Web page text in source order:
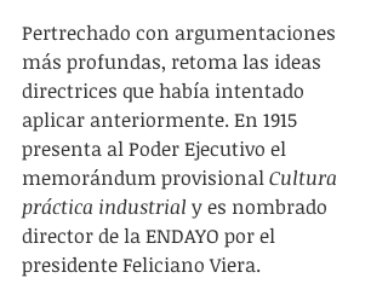
Pertrechado con argumentaciones
más profundas, retoma las ideas
directrices que había intentado
aplicar anteriormente. En 1915
presenta al Poder Ejecutivo el
memorándum provisional Cultura
práctica industrial y es nombrado
director de la ENDAYO por el
presidente Feliciano Viera.